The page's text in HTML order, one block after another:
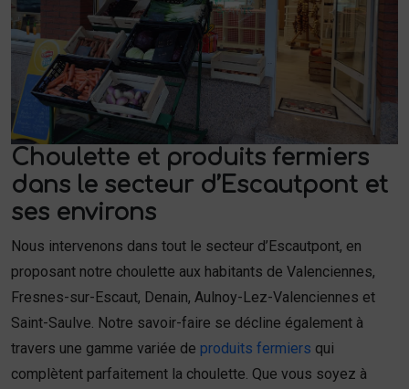
Choulette et produits fermiers
dans le secteur d’Escautpont et
ses environs
Nous intervenons dans tout le secteur d’Escautpont, en
proposant notre choulette aux habitants de Valenciennes,
Fresnes-sur-Escaut, Denain, Aulnoy-Lez-Valenciennes et
Saint-Saulve. Notre savoir-faire se décline également à
travers une gamme variée de produits fermiers qui
complètent parfaitement la choulette. Que vous soyez à